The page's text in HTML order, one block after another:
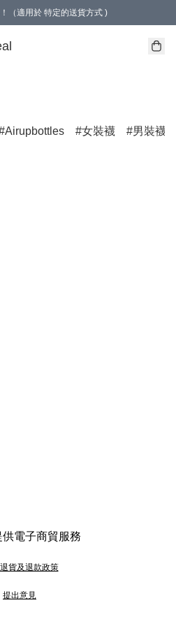
（適用於 特定的送貨方式 )
Airupbottles 女裝襪
男裝襪
供電子商貿服務
退貨及退款政策
提出意見